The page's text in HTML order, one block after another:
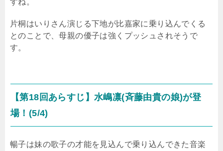
片桐はいりさん演じる下地が比嘉家に乗り込んでくる
とのことで、母親の優子は強くプッシュされそうで
す。
【第18回あらすじ】水嶋凛(斉藤由貴の娘)が登
場！(5/4)
暢子は妹の歌子の才能を見込んで乗り込んできた音楽